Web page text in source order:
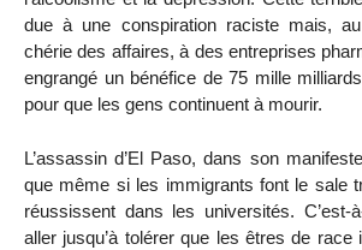
due à une conspiration raciste mais,
chérie des affaires, à des entreprises
engrangé un bénéfice de 75 mille
pour que les gens continuent à mourir.
L’assassin d’El Paso, dans son
que même si les immigrants font le sale
réussissent dans les universités. C’est-
aller jusqu’à tolérer que les êtres de race